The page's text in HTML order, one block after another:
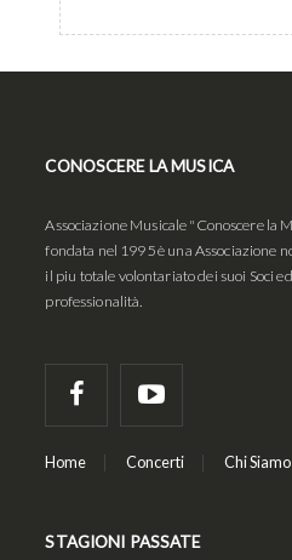
CONOSCERE LA MUSICA
Associazione Musicale "Conoscere la
fondata nel 1995 è una Associazione
il piu totale volontariato dei suoi Soci
professionalità.
Home Concerti Chi Siamo
STAGIONI PASSATE